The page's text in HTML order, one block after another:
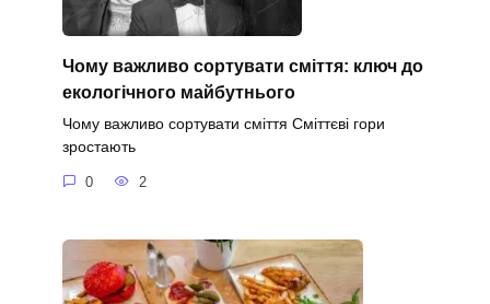
Чому важливо сортувати сміття: ключ до
екологічного майбутнього
Чому важливо сортувати сміття Сміттєві гори
зростають
0 2